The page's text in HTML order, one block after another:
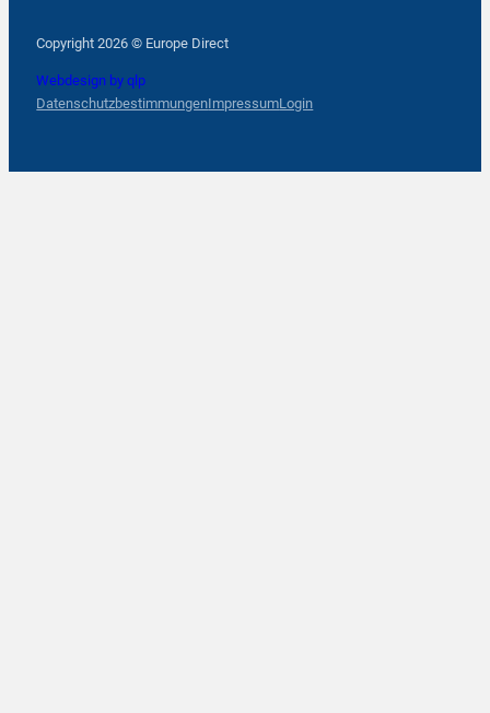
Copyright 2026 © Europe Direct
Webdesign by qlp
DatenschutzbestimmungenImpressumLogin